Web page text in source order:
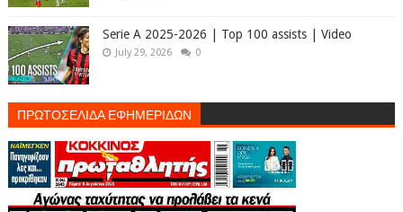
Serie A 2025-2026 | Top 100 assists | Video
July 29, 2026 0
ΠΡΩΤΟΣΕΛΙΔΑ ΕΦΗΜΕΡΙΔΩΝ